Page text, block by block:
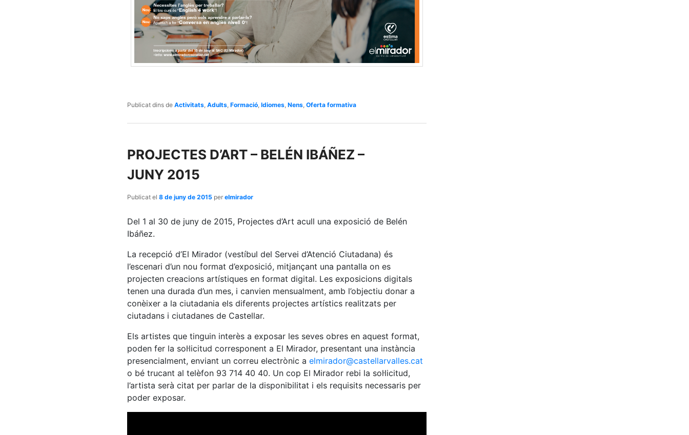
Publicat dins de Activitats Adults Formació Idiomes Nens Oferta formativa
PROJECTES D’ART – BELÉN IBÁÑEZ –
JUNY 2015
Publicat el 8 de juny de 2015 per elmirador
Del 1 al 30 de juny de 2015, Projectes d’Art acull una exposició de Belén
Ibáñez.
La recepció d’El Mirador (vestíbul del Servei d’Atenció Ciutadana) és
l’escenari d’un nou format d’exposició, mitjançant una pantalla on es
projecten creacions artístiques en format digital. Les exposicions digitals
tenen una durada d’un mes, i canvien mensualment, amb l’objectiu donar a
conèixer a la ciutadania els diferents projectes artístics realitzats per
ciutadans i ciutadanes de Castellar.
Els artistes que tinguin interès a exposar les seves obres en aquest format,
poden fer la sol·licitud corresponent a El Mirador, presentant una instància
presencialment, enviant un correu electrònic a elmirador@castellarvalles.cat
o bé trucant al telèfon 93 714 40 40. Un cop El Mirador rebi la sol·licitud,
l’artista serà citat per parlar de la disponibilitat i els requisits necessaris per
poder exposar.